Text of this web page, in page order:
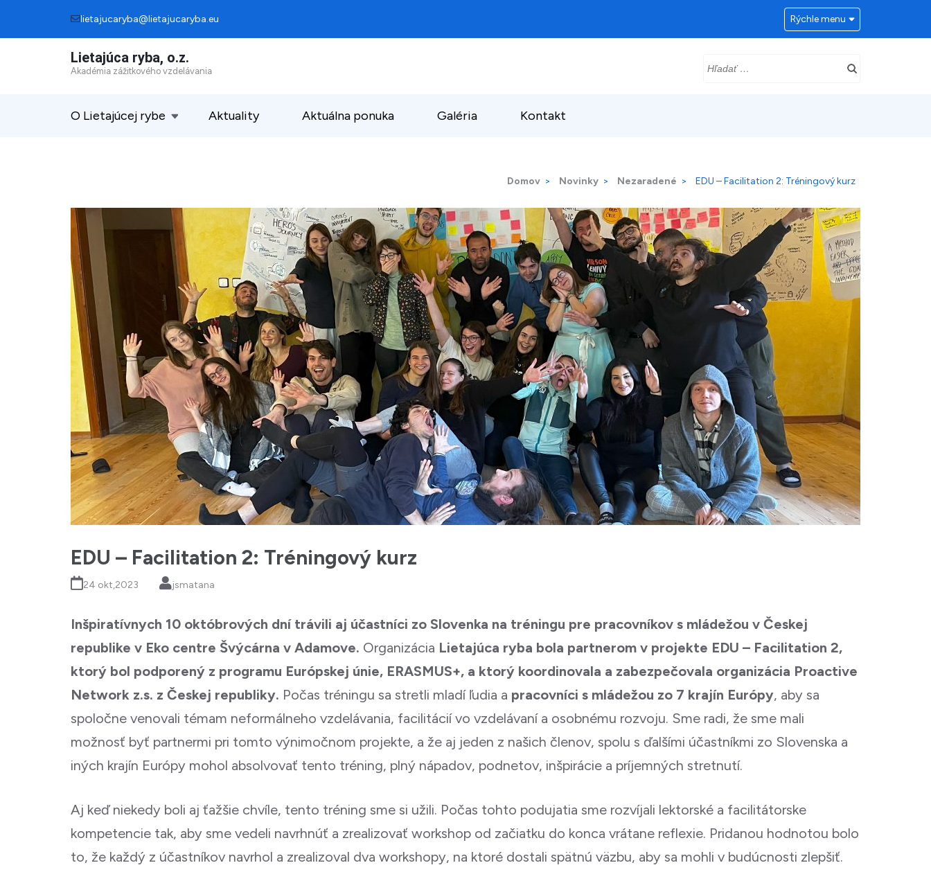
to
lietajucaryba@lietajucaryba.eu Rýchle menu
Lietajúca ryba, o.z.
Akadémia zážitkového vzdelávania Hľadať:
O Lietajúcej rybe Aktuality Aktuálna ponuka Galéria Kontakt
Domov > Novinky > Nezaradené > EDU – Facilitation 2: Tréningový kurz
EDU – Facilitation 2: Tréningový kurz
24 okt,2023 jsmatana
Inšpiratívnych 10 októbrových dní trávili aj účastníci zo Slovenka na tréningu pre pracovníkov s mládežou v Českej
republike v Eko centre Švýcárna v Adamove. Organizácia Lietajúca ryba bola partnerom v projekte EDU – Facilitation 2,
ktorý bol podporený z programu Európskej únie, ERASMUS+, a ktorý koordinovala a zabezpečovala organizácia Proactive
Network z.s. z Českej republiky. Počas tréningu sa stretli mladí ľudia a pracovníci s mládežou zo 7 krajín Európy, aby sa
spoločne venovali témam neformálneho vzdelávania, facilitácií vo vzdelávaní a osobnému rozvoju. Sme radi, že sme mali
možnosť byť partnermi pri tomto výnimočnom projekte, a že aj jeden z našich členov, spolu s ďalšími účastníkmi zo Slovenska a
iných krajín Európy mohol absolvovať tento tréning, plný nápadov, podnetov, inšpirácie a príjemných stretnutí.
Aj keď niekedy boli aj ťažšie chvíle, tento tréning sme si užili. Počas tohto podujatia sme rozvíjali lektorské a facilitátorske
kompetencie tak, aby sme vedeli navrhnúť a zrealizovať workshop od začiatku do konca vrátane reflexie. Pridanou hodnotou bolo
to, že každý z účastníkov navrhol a zrealizoval dva workshopy, na ktoré dostali spätnú väzbu, aby sa mohli v budúcnosti zlepšiť.